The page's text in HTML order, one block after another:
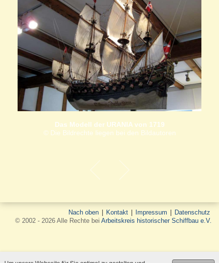
Das Modell der URANIA von 1719
© Die Bildrechte liegen bei den Bildautoren
Nach oben | Kontakt | Impressum | Datenschutz
© 2002 - 2026 Alle Rechte bei Arbeitskreis historischer Schiffbau e.V.